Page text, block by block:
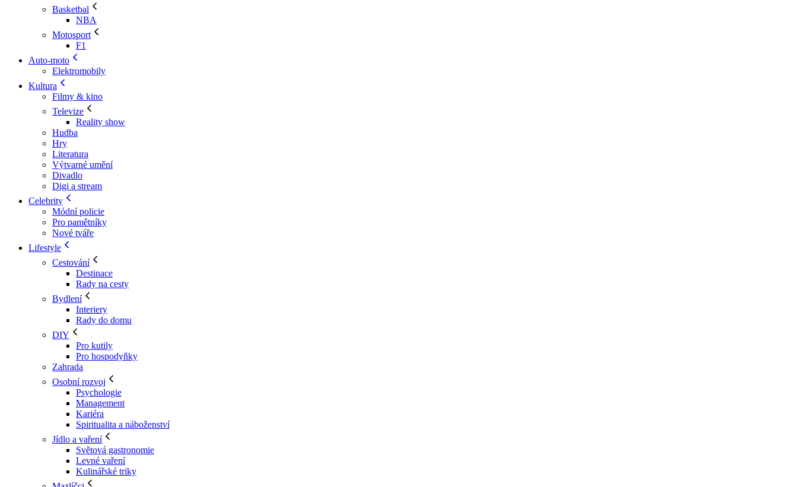
Basketbal
NBA
Motosport
F1
Auto-moto
Elektromobily
Kultura
Filmy & kino
Televize
Reality show
Hudba
Hry
Literatura
Výtvarné umění
Divadlo
Digi a stream
Celebrity
Módní policie
Pro pamětníky
Nové tváře
Lifestyle
Cestování
Destinace
Rady na cesty
Bydlení
Interiery
Rady do domu
DIY
Pro kutily
Pro hospodyňky
Zahrada
Osobní rozvoj
Psychologie
Management
Kariéra
Spiritualita a náboženství
Jídlo a vaření
Světová gastronomie
Levné vaření
Kulinářské triky